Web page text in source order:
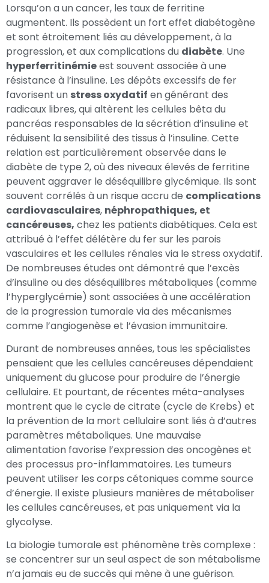
Lorsqu’on a un cancer, les taux de ferritine
augmentent. Ils possèdent un fort effet diabétogène
et sont étroitement liés au développement, à la
progression, et aux complications du diabète. Une
hyperferritinémieest souvent associée à une
résistance à l’insuline. Les dépôts excessifs de fer
favorisent un stress oxydatif en générant des
radicaux libres, qui altèrent les cellules bêta du
pancréas responsables de la sécrétion d’insuline et
réduisent la sensibilité des tissus à l’insuline. Cette
relation est particulièrement observée dans le
diabète de type 2, où des niveaux élevés de ferritine
peuvent aggraver le déséquilibre glycémique. Ils sont
souvent corrélés à un risque accru de complications
cardiovasculaires, néphropathiques, et
cancéreuses, chez les patients diabétiques. Cela est
attribué à l’effet délétère du fer sur les parois
vasculaires et les cellules rénales via le stress oxydatif.
De nombreuses études ont démontré que l’excès
d’insuline ou des déséquilibres métaboliques (comme
l’hyperglycémie) sont associées à une accélération
de la progression tumorale via des mécanismes
comme l’angiogenèse et l’évasion immunitaire.
Durant de nombreuses années, tous les spécialistes
pensaient que les cellules cancéreuses dépendaient
uniquement du glucose pour produire de l’énergie
cellulaire. Et pourtant, de récentes méta-analyses
montrent que le cycle de citrate (cycle de Krebs) et
la prévention de la mort cellulaire sont liés à d’autres
paramètres métaboliques. Une mauvaise
alimentation favorise l’expression des oncogènes et
des processus pro-inflammatoires. Les tumeurs
peuvent utiliser les corps cétoniques comme source
d’énergie. Il existe plusieurs manières de métaboliser
les cellules cancéreuses, et pas uniquement via la
glycolyse.
La biologie tumorale est phénomène très complexe :
se concentrer sur un seul aspect de son métabolisme
n’a jamais eu de succès qui mène à une guérison.